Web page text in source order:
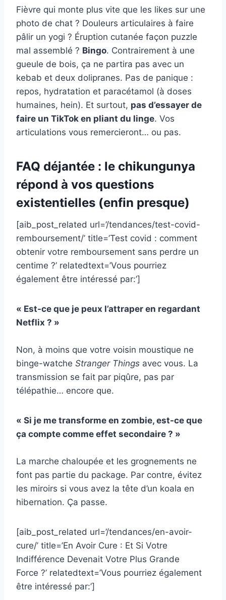
Fièvre qui monte plus vite que les likes sur une
photo de chat ? Douleurs articulaires à faire
pâlir un yogi ? Éruption cutanée façon puzzle
mal assemblé ? Bingo. Contrairement à une
gueule de bois, ça ne partira pas avec un
kebab et deux dolipranes. Pas de panique :
repos, hydratation et paracétamol (à doses
humaines, hein). Et surtout, pas d’essayer de
faire un TikTok en pliant du linge. Vos
articulations vous remercieront… ou pas.
FAQ déjantée : le chikungunya
répond à vos questions
existentielles (enfin presque)
[aib_post_related url=’/tendances/test-covid-
remboursement/’ title=’Test covid : comment
obtenir votre remboursement sans perdre un
centime ?’ relatedtext=’Vous pourriez
également être intéressé par:’]
« Est-ce que je peux l’attraper en regardant
Netflix ? »
Non, à moins que votre voisin moustique ne
binge-watche Stranger Things avec vous. La
transmission se fait par piqûre, pas par
télépathie… encore que.
« Si je me transforme en zombie, est-ce que
ça compte comme effet secondaire ? »
La marche chaloupée et les grognements ne
font pas partie du package. Par contre, évitez
les miroirs si vous avez la tête d’un koala en
hibernation. Ça passe.
[aib_post_related url=’/tendances/en-avoir-
cure/’ title=’En Avoir Cure : Et Si Votre
Indifférence Devenait Votre Plus Grande
Force ?’ relatedtext=’Vous pourriez également
être intéressé par:’]